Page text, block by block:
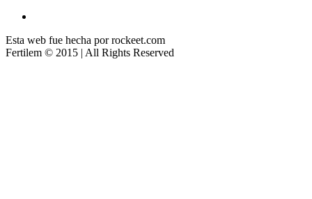
Esta web fue hecha por rockeet.com
Fertilem © 2015 | All Rights Reserved